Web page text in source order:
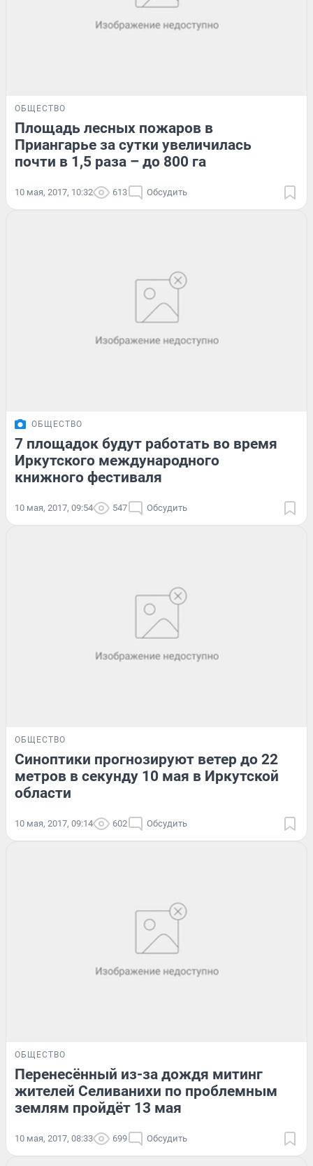
ОБЩЕСТВО
Площадь лесных пожаров в
Приангарье за сутки увеличилась
почти в 1,5 раза – до 800 га
10 мая, 2017, 10:32 613 Обсудить
ОБЩЕСТВО
7 площадок будут работать во время
Иркутского международного
книжного фестиваля
10 мая, 2017, 09:54 547 Обсудить
ОБЩЕСТВО
Синоптики прогнозируют ветер до 22
метров в секунду 10 мая в Иркутской
области
10 мая, 2017, 09:14 602 Обсудить
ОБЩЕСТВО
Перенесённый из-за дождя митинг
жителей Селиванихи по проблемным
землям пройдёт 13 мая
10 мая, 2017, 08:33 699 Обсудить